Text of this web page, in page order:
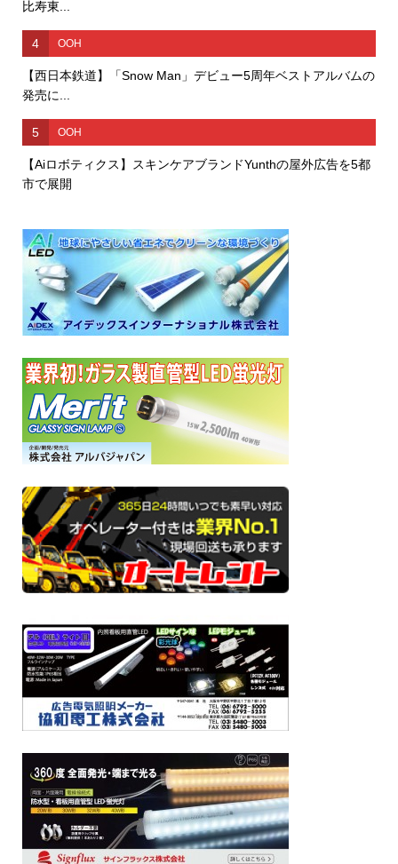
比寿東...
4 OOH
【西日本鉄道】「Snow Man」デビュー5周年ベストアルバムの
発売に...
5 OOH
【Aiロボティクス】スキンケアブランドYunthの屋外広告を5都
市で展開